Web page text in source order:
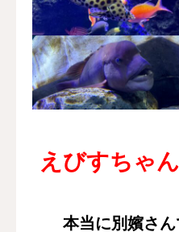
えびすちゃん